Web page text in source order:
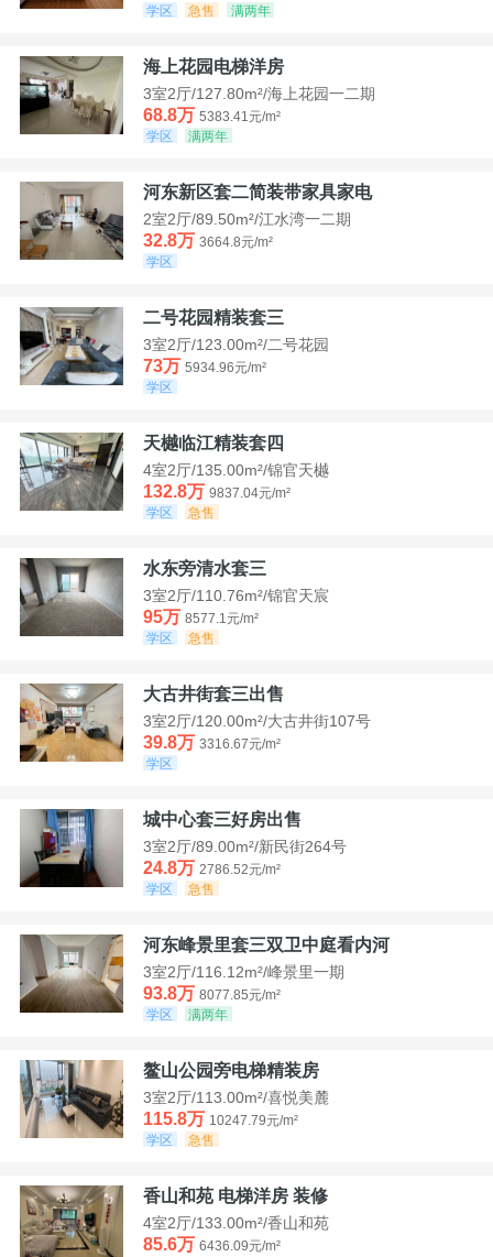
学区
急售 满两年
海上花园电梯洋房
3室2厅/127.80m²/海上花园一二期
68.8万 5383.41元/m²
学区
满两年
河东新区套二简装带家具家电
2室2厅/89.50m²/江水湾一二期
32.8万 3664.8元/m²
学区
二号花园精装套三
3室2厅/123.00m²/二号花园
73万 5934.96元/m²
学区
天樾临江精装套四
4室2厅/135.00m²/锦官天樾
132.8万 9837.04元/m²
学区
急售
水东旁清水套三
3室2厅/110.76m²/锦官天宸
95万 8577.1元/m²
学区
急售
大古井街套三出售
3室2厅/120.00m²/大古井街107号
39.8万 3316.67元/m²
学区
城中心套三好房出售
3室2厅/89.00m²/新民街264号
24.8万 2786.52元/m²
学区
急售
河东峰景里套三双卫中庭看内河
3室2厅/116.12m²/峰景里一期
93.8万 8077.85元/m²
学区
满两年
鳌山公园旁电梯精装房
3室2厅/113.00m²/喜悦美麓
115.8万 10247.79元/m²
学区
急售
香山和苑 电梯洋房 装修
4室2厅/133.00m²/香山和苑
85.6万 6436.09元/m²